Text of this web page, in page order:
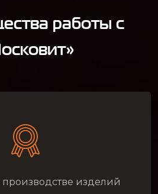
работы с
производстве изделий